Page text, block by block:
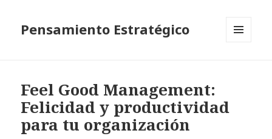
Pensamiento Estratégico
Feel Good Management:
Felicidad y productividad
para tu organización